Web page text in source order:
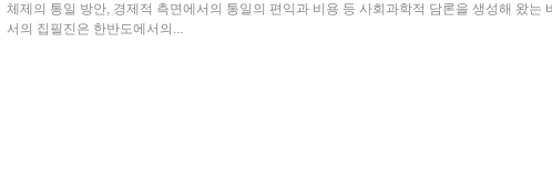
체제의 통일 방안, 경제적 측면에서의 통일의 편익과 비용 등 사회과학적 담론을 생성해 왔는
서의 집필진은 한반도에서의...